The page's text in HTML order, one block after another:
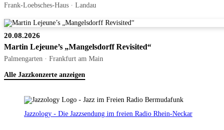
Frank-Loebsches-Haus · Landau
20.08.2026
Martin Lejeune’s „Mangelsdorff Revisited“
Palmengarten · Frankfurt am Main
Alle Jazzkonzerte anzeigen
Jazzology - Die Jazzsendung im freien Radio Rhein-Neckar